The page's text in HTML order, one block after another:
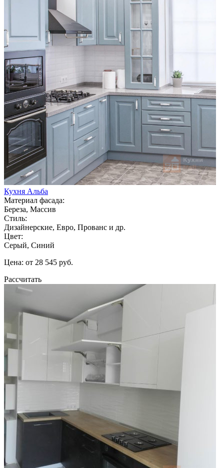
Кухня Альба
Материал фасада:
Береза, Массив
Стиль:
Дизайнерские, Евро, Прованс и др.
Цвет:
Серый, Синий
Цена: от 28 545 руб.
Рассчитать